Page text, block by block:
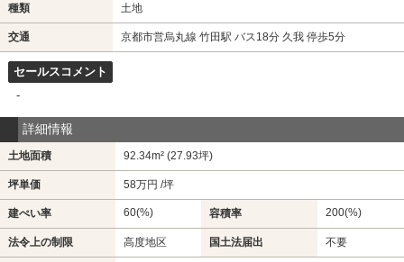
種類 土地
交通 京都市営烏丸線 竹田駅 バス18分 久我 停歩5分
セールスコメント
-
詳細情報
土地面積 92.34m² (27.93坪)
坪単価 58万円 /坪
建ぺい率 60(%) 容積率 200(%)
法令上の制限 高度地区 国土法届出 不要